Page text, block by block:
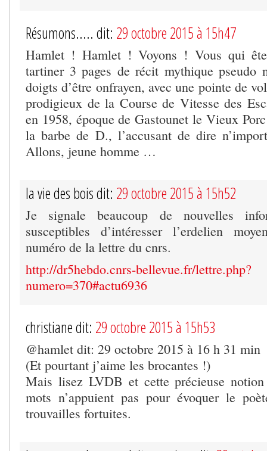
Résumons..... dit: 29 octobre 2015 à 15h47
Hamlet ! Hamlet ! Voyons ! Vous qui
tartiner 3 pages de récit mythique pseudo
doigts d’être onfrayen, avec une pointe de
prodigieux de la Course de Vitesse des
en 1958, époque de Gastounet le Vieux
la barbe de D., l’accusant de dire
Allons, jeune homme …
la vie des bois dit: 29 octobre 2015 à 15h52
Je signale beaucoup de nouvelles
susceptibles d’intéresser l’erdelien
numéro de la lettre du cnrs.
http://dr5hebdo.cnrs-bellevue.fr/lettre.php?
numero=370#actu6936
christiane dit: 29 octobre 2015 à 15h53
@hamlet dit: 29 octobre 2015 à 16 h 31 min
(Et pourtant j’aime les brocantes !)
Mais lisez LVDB et cette précieuse
mots n’appuient pas pour évoquer le
trouvailles fortuites.